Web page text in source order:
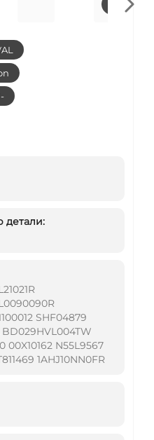
детали:
SHF04879
BD029HVL004TW
00X10162 N55L9567
1AHJ10NN0FR